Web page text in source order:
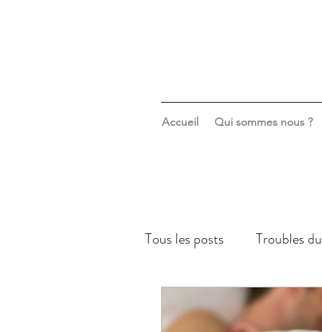
Accueil Qui sommes nous ?
Tous les posts Troubles
Sommeil & santé mentale